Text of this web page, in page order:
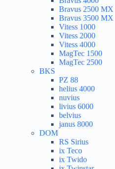
Bravus 2500 MX
Bravus 3500 MX
Vitess 1000
Vitess 2000
Vitess 4000
MagTec 1500
MagTec 2500
BKS
PZ 88
helius 4000
nuvius
livius 6000
belvius
janus 8000
DOM
RS Sirius
ix Teco
ix Twido